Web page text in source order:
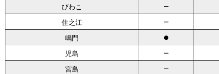
びわこ －
住之江 －
鳴門 ●
児島 －
宮島 －